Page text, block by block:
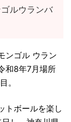
ルウランバ
ゴル ウラン
和8年7月場所
。
トボールを楽し